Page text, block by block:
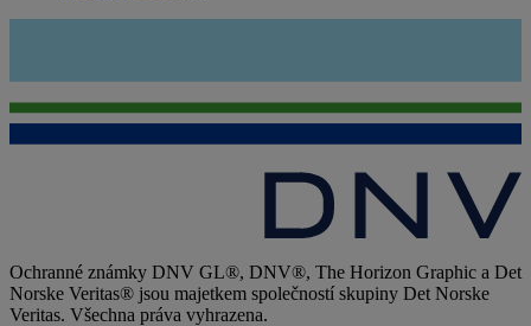
Ochranné známky DNV GL®, DNV®, The Horizon Graphic a Det
Norske Veritas® jsou majetkem společností skupiny Det Norske
Veritas. Všechna práva vyhrazena.